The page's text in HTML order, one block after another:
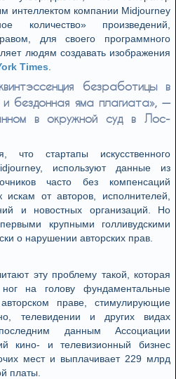
интеллектом компании Midjourney
количество» произведений,
для своего программного
людям создавать изображения
Times
безработицы в
бездонная яма плагиата», —
в окружной суд в Лос-
что стартапы искусственного
используют данные из
часто без компенсаций
от авторов, исполнителей,
и новостных организаций. Но
крупными голливудскими
о нарушении авторских прав.
эту проблему такой, которая
на голову фундаментальные
праве, стимулирующие
телевидении и других видах
данным Ассоциации
кино- и телевизионный бизнес
мест и выплачивает 229 млрд
платы.